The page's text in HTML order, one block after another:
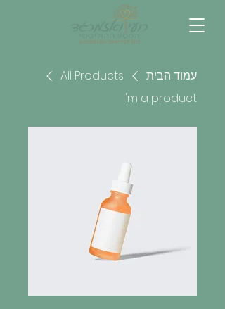
עמוד הבית
All Products
I'm a product